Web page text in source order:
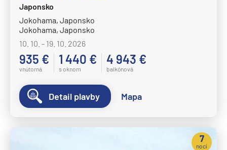
Japonsko
Jokohama, Japonsko
Jokohama, Japonsko
10. 10. - 19. 10. 2026
935 €
vnútorná
1 440 €
s oknom
4 943 €
balkónová
Detail plavby Mapa
7
nocí